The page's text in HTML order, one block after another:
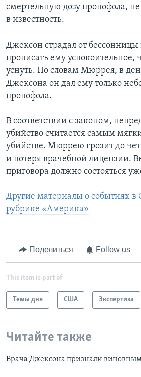
смертельную дозу пропофола,
в известность.
Джексон страдал от
прописать ему успокоительное,
уснуть. По словам Мюррея, в
Джексона он дал ему только
пропофола.
В соответствии с законом,
убийство считается самым
убийстве. Мюррею грозит до
и потеря врачебной лицензии.
приговора должно состояться
Другие материалы о событиях
рубрике «Америка»
Поделиться Follow us
This item is part of
Темы дня США Экспертиза
Читайте также
Врача Джексона признали